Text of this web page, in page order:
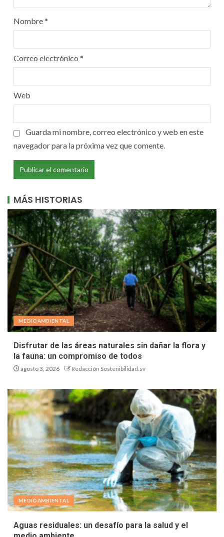
Nombre*
Correo electrónico *
Web
Guarda mi nombre, correo electrónico y web en este
navegador para la próxima vez que comente.
MÁS HISTORIAS
MEDIOAMBIENTAL
Disfrutar de las áreas naturales sin dañar la flora y
la fauna: un compromiso de todos
agosto 3, 2026 Redacción Sostenibilidad.sv
MEDIOAMBIENTAL
Aguas residuales: un desafío para la salud y el